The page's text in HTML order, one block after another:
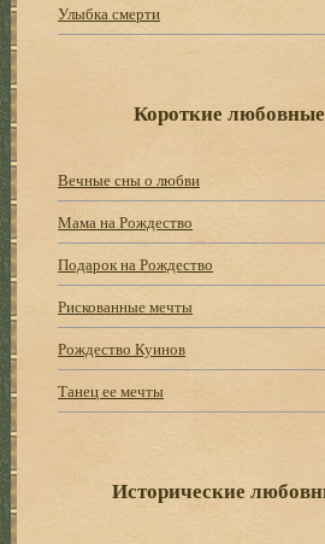
Улыбка смерти
Короткие
Вечные сны о любви
Мама на Рождество
Подарок на Рождество
Рискованные мечты
Рождество Куинов
Танец ее мечты
Исторические